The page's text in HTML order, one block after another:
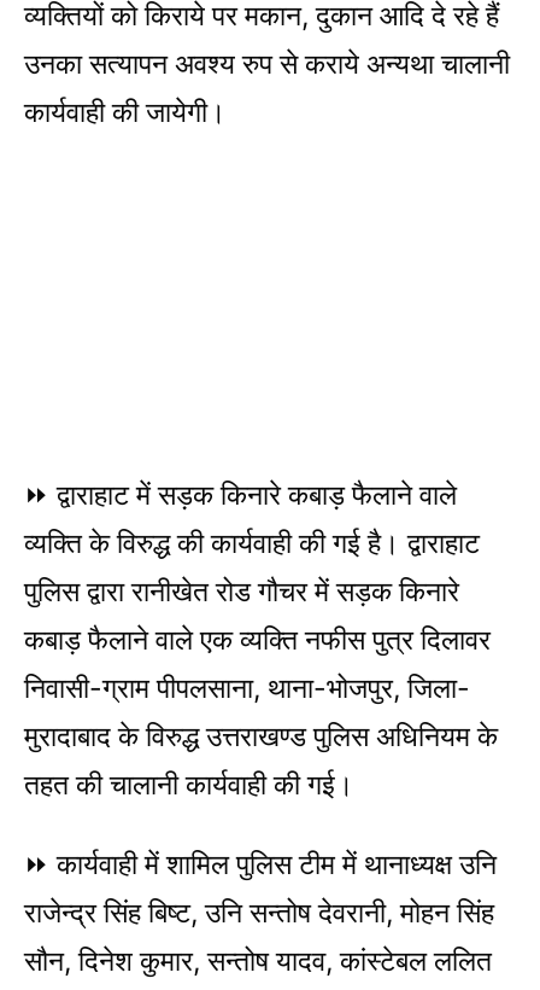
व्यक्तियों को किराये पर मकान, दुकान आदि दे रहे हैं
उनका सत्यापन अवश्य रुप से कराये अन्यथा चालानी
कार्यवाही की जायेगी।
⏩ द्वाराहाट में सड़क किनारे कबाड़ फैलाने वाले
व्यक्ति के विरुद्ध की कार्यवाही की गई है। द्वाराहाट
पुलिस द्वारा रानीखेत रोड गौचर में सड़क किनारे
कबाड़ फैलाने वाले एक व्यक्ति नफीस पुत्र दिलावर
निवासी-ग्राम पीपलसाना, थाना-भोजपुर, जिला-
मुरादाबाद के विरुद्ध उत्तराखण्ड पुलिस अधिनियम के
तहत की चालानी कार्यवाही की गई।
⏩ कार्यवाही में शामिल पुलिस टीम में थानाध्यक्ष उनि
राजेन्द्र सिंह बिष्ट, उनि सन्तोष देवरानी, मोहन सिंह
सौन, दिनेश कुमार, सन्तोष यादव, कांस्टेबल ललित